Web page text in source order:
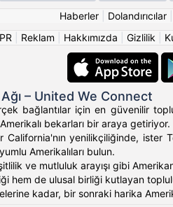
Haberler Dolandırıcılar
Reklam Hakkımızda Gizlilik
– United We Connect
bağlantılar için en güvenilir
bekarları bir araya getiriyor.
yenilikçiliğinde,
Amerikalıları bulun.
ve mutluluk arayışı gibi
hem de ulusal birliği kutlayan
kadar, bir sonraki harika